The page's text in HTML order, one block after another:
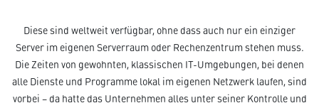
Diese sind weltweit verfügbar, ohne dass auch nur ein einziger
Server im eigenen Serverraum oder Rechenzentrum stehen muss.
Die Zeiten von gewohnten, klassischen IT-Umgebungen, bei denen
alle Dienste und Programme lokal im eigenen Netzwerk laufen, sind
vorbei – da hatte das Unternehmen alles unter seiner Kontrolle und